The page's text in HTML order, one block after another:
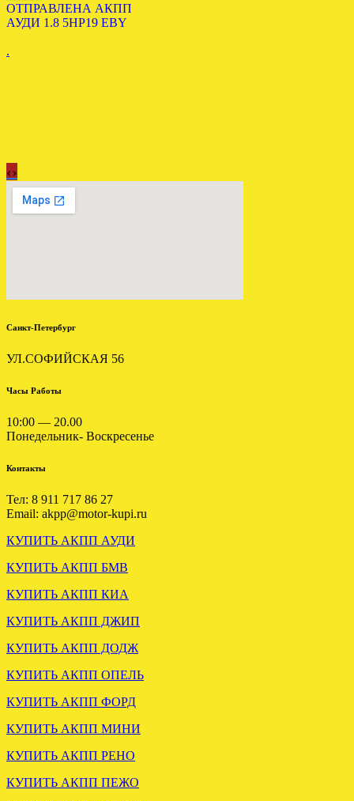
ОТПРАВЛЕНА АКПП
АУДИ 1.8 5HP19 EBY
.
Установлена АКПП FORD
Escape 2.3 тайвань
ДЖИП ГРАНД ЧЕРОКИ 3.0
.
Загружена АКПП
CHRYSLER 300M 2.7
.
Вариатор Ауди А6 3.0 FSA
‹›
Санкт-Петербург
УЛ.СОФИЙСКАЯ 56
Часы Работы
10:00 — 20.00
Понедельник- Воскресенье
Контакты
Тел: 8 911 717 86 27
Email: akpp@motor-kupi.ru
КУПИТЬ АКПП АУДИ
КУПИТЬ АКПП БМВ
КУПИТЬ АКПП КИА
КУПИТЬ АКПП ДЖИП
КУПИТЬ АКПП ДОДЖ
КУПИТЬ АКПП ОПЕЛЬ
КУПИТЬ АКПП ФОРД
КУПИТЬ АКПП МИНИ
КУПИТЬ АКПП РЕНО
КУПИТЬ АКПП ПЕЖО